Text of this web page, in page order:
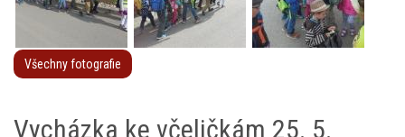
Všechny fotografie
Vycházka ke včeličkám 25. 5.